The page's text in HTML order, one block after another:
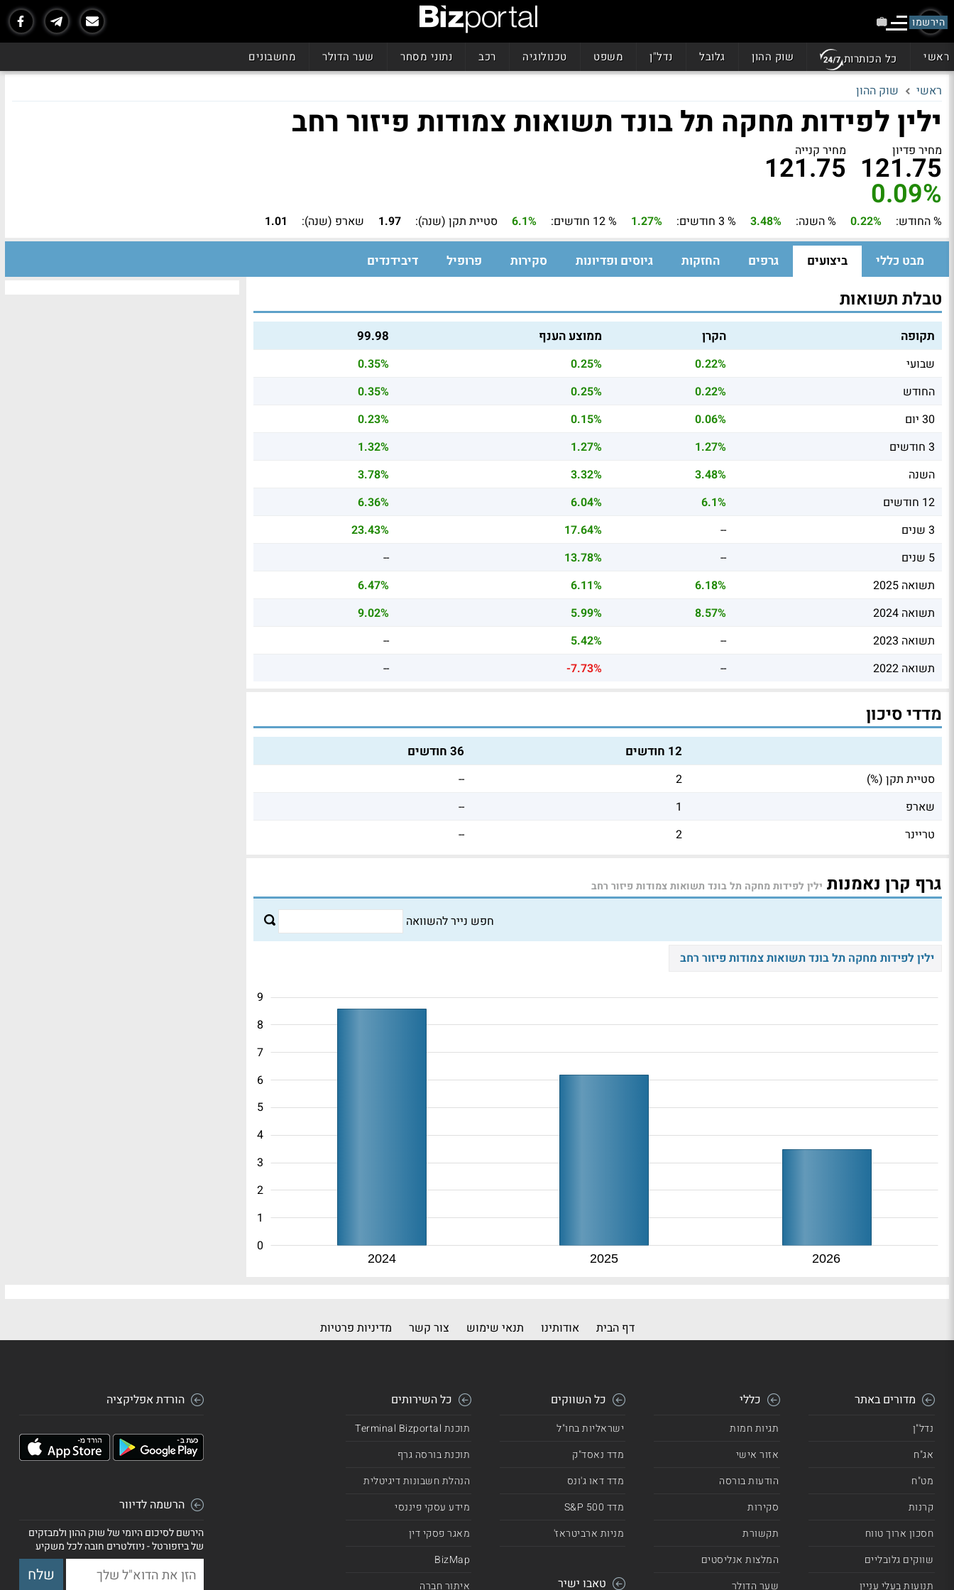
הירשמו
ראשי כל הכותרות שוק ההון גלובל נדל"ן משפט טכנולוגיה רכב נתוני מסחר שער הדולר מחשבונים
ראשי שוק ההון
ילין לפידות מחקה תל בונד תשואות צמודות פיזור רחב
מחיר פדיון
121.75 מחיר קנייה
121.75
0.09%
% החודש: 0.22% % השנה: 3.48% % 3 חודשים: 1.27% % 12 חודשים: 6.1% סטיית תקן (שנה): 1.97 שארפ (שנה): 1.01
מבט כללי ביצועים גרפים החזקות גיוסים ופדיונות סקירות פרופיל דיבידנדים
טבלת תשואות
תקופה הקרן ממוצע הענף 99.98
שבועי 0.22%
0.25%
0.35%
החודש
0.22%
0.25%
0.35%
30 יום
0.06%
0.15%
0.23%
3 חודשים
1.27%
1.27%
1.32%
השנה
3.48%
3.32%
3.78%
12 חודשים
6.1%
6.04%
6.36%
3 שנים
--
17.64%
23.43%
5 שנים
--
13.78%
--
תשואה 2025
6.18%
6.11%
6.47%
תשואה 2024
8.57%
5.99%
9.02%
תשואה 2023
--
5.42%
--
תשואה 2022
--
-7.73%
--
מדדי סיכון
12 חודשים 36 חודשים
סטיית תקן (%) 2
--
שארפ
1
--
טריינר
2
--
גרף קרן נאמנות ילין לפידות מחקה תל בונד תשואות צמודות פיזור רחב
חפש נייר להשוואה
ילין לפידות מחקה תל בונד תשואות צמודות פיזור רחב
2024 2025 2026
0
1
2
3
4
5
6
7
8
9
דף הבית אודותינו תנאי שימוש צור קשר מדיניות פרטיות
מדורים באתר
נדל"ן
אג"ח
מט"ח
קרנות
חסכון ארוך טווח
שווקים גלובליים
תנועות בעלי עניין
כללי
תגיות חמות
אזור אישי
הודעות בורסה
סקירות
תקשורת
המלצות אנליסטים
שער הדולר
כל השווקים
ישראליות בחו"ל
מדד נאסד"ק
מדד דאו ג'ונס
מדד 500 S&P
מניות ארביטראז'
טאבו ישיר
כל השירותים
תוכנת Terminal Bizportal
תוכנת בורסה גרף
הנהלת חשבונות דיגיטלית
מידע עסקי פיננסי
מאגר פסקי דין
BizMap
איתור חברה
הורדת אפליקציה
הרשמה לדיוור
הירשם לסיכום היומי של שוק ההון ולמבזקים
של ביזפורטל - ניוזלטרים חובה לכל משקיע